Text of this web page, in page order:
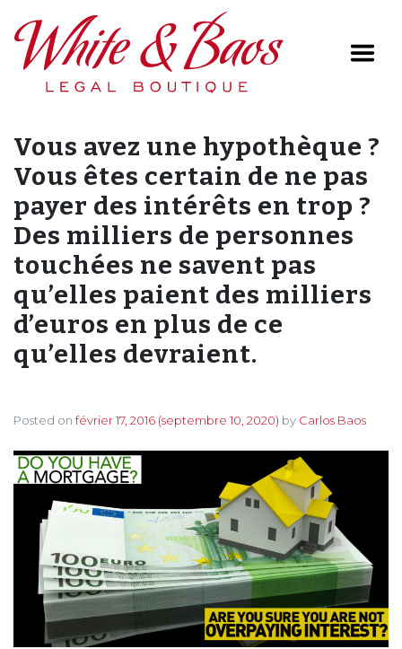
Main Navigation
Vous avez une hypothèque ?
Vous êtes certain de ne pas
payer des intérêts en trop ?
Des milliers de personnes
touchées ne savent pas
qu’elles paient des milliers
d’euros en plus de ce
qu’elles devraient.
Posted on février 17, 2016 (septembre 10, 2020) by Carlos Baos